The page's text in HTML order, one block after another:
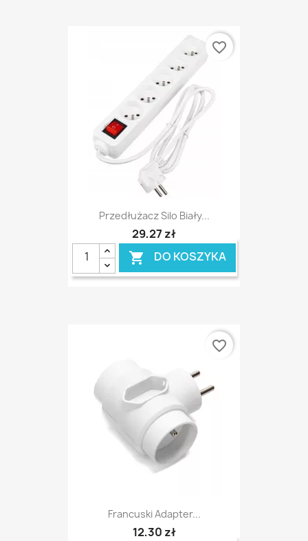
Przedłużacz Silo Biały...
29,27 zł
 DO KOSZYKA
favorite_border
Francuski Adapter...
12,30 zł
favorite_border